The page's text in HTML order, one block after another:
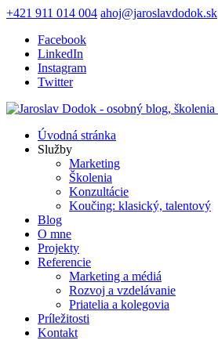
+421 911 014 004 ahoj@jaroslavdodok.sk
Facebook
LinkedIn
Instagram
Twitter
Úvodná stránka
Služby
Marketing
Školenia
Konzultácie
Koučing: klasický, talentový
Blog
O mne
Projekty
Referencie
Marketing a médiá
Rozvoj a vzdelávanie
Priatelia a kolegovia
Príležitosti
Kontakt